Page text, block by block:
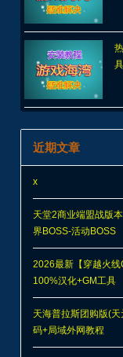
近期文章
x
天堂2商业端盟战版
界BOSS-活动BOSS
2026最新【穿越火
100%汉化+GM工具
天海普拉斯团购版(
码+局域外网教程